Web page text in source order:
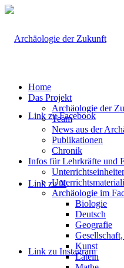
Link zu Facebook
Link zu X
Link zu Instagram
Home
Das Projekt
Archäologie der
Team
News aus der
Publikationen
Chronik
Infos für Lehrkräfte und
Archäologie im
Biologie
Deutsch
Geografie
Kunst
Latein